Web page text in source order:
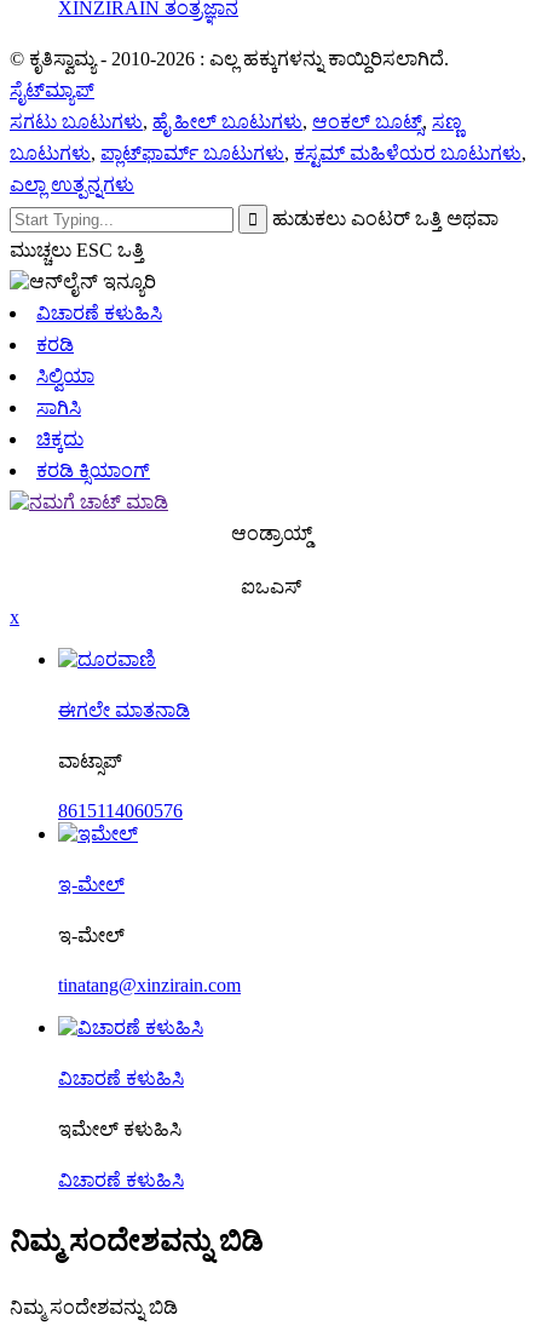
XINZIRAIN ತಂತ್ರಜ್ಞಾನ
© ಕೃತಿಸ್ವಾಮ್ಯ - 2010-2026 : ಎಲ್ಲ ಹಕ್ಕುಗಳನ್ನು ಕಾಯ್ದಿರಿಸಲಾಗಿದೆ.
ಸೈಟ್‌ಮ್ಯಾಪ್
ಸಗಟು ಬೂಟುಗಳು, ಹೈ ಹೀಲ್ ಬೂಟುಗಳು, ಆಂಕಲ್ ಬೂಟ್ಸ್, ಸಣ್ಣ
ಬೂಟುಗಳು, ಪ್ಲಾಟ್‌ಫಾರ್ಮ್ ಬೂಟುಗಳು, ಕಸ್ಟಮ್ ಮಹಿಳೆಯರ ಬೂಟುಗಳು,
ಎಲ್ಲಾ ಉತ್ಪನ್ನಗಳು
ಹುಡುಕಲು ಎಂಟರ್ ಒತ್ತಿ ಅಥವಾ
ಮುಚ್ಚಲು ESC ಒತ್ತಿ
ವಿಚಾರಣೆ ಕಳುಹಿಸಿ
ಕರಡಿ
ಸಿಲ್ವಿಯಾ
ಸಾಗಿಸಿ
ಚಿಕ್ಕದು
ಕರಡಿ ಕ್ಸಿಯಾಂಗ್
ಆಂಡ್ರಾಯ್ಡ್
ಐಒಎಸ್
x
ಈಗಲೇ ಮಾತನಾಡಿ
ವಾಟ್ಸಾಪ್
8615114060576
ಇ-ಮೇಲ್
ಇ-ಮೇಲ್
tinatang@xinzirain.com
ವಿಚಾರಣೆ ಕಳುಹಿಸಿ
ಇಮೇಲ್ ಕಳುಹಿಸಿ
ವಿಚಾರಣೆ ಕಳುಹಿಸಿ
ನಿಮ್ಮ ಸಂದೇಶವನ್ನು ಬಿಡಿ
ನಿಮ್ಮ ಸಂದೇಶವನ್ನು ಬಿಡಿ